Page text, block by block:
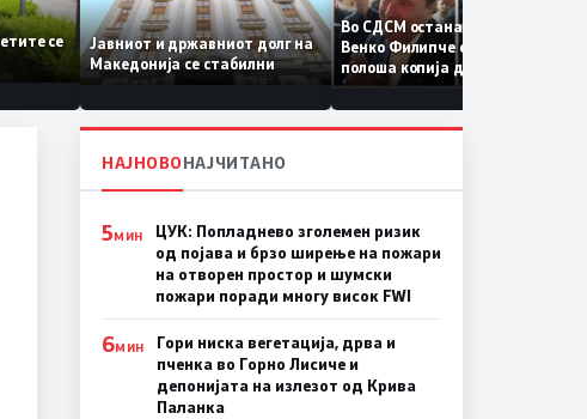
се
Јавниот и државниот долг на
Македонија се стабилни
Во СДСМ остана само
Венко Филипче е само бледа
полоша копија дури и од
Заев
НАЈНОВОНАЈЧИТАНО
5МИН
ЦУК: Попладнево зголемен ризик
од појава и брзо ширење на пожари
на отворен простор и шумски
пожари поради многу висок FWI
6МИН
Гори ниска вегетација, дрва и
пченка во Горно Лисиче и
депонијата на излезот од Крива
Паланка